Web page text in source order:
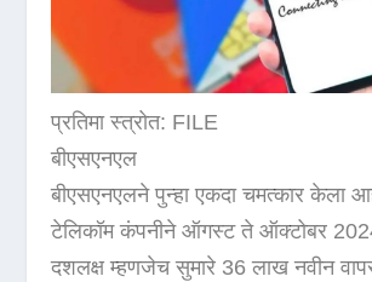
प्रतिमा स्त्रोत: FILE
बीएसएनएल
बीएसएनएलने पुन्हा एकदा चमत्कार केला
टेलिकॉम कंपनीने ऑगस्ट ते ऑक्टोबर
दशलक्ष म्हणजेच सुमारे 36 लाख नवीन